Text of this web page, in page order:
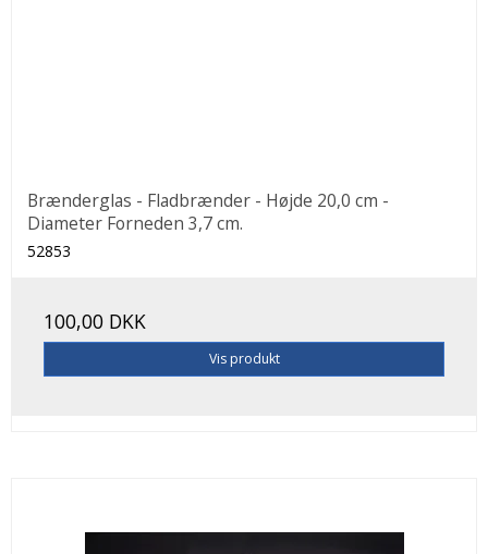
Brænderglas - Fladbrænder - Højde 20,0 cm -
Diameter Forneden 3,7 cm.
52853
100,00 DKK
Vis produkt